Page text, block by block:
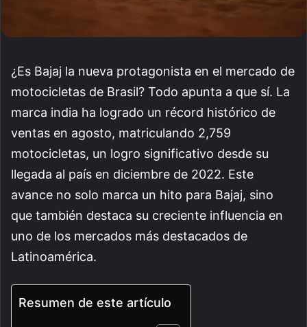
¿Es Bajaj la nueva protagonista en el mercado de
motocicletas de Brasil? Todo apunta a que sí. La
marca india ha logrado un récord histórico de
ventas en agosto, matriculando 2,759
motocicletas, un logro significativo desde su
llegada al país en diciembre de 2022. Este
avance no solo marca un hito para Bajaj, sino
que también destaca su creciente influencia en
uno de los mercados más destacados de
Latinoamérica.
Resumen de este artículo